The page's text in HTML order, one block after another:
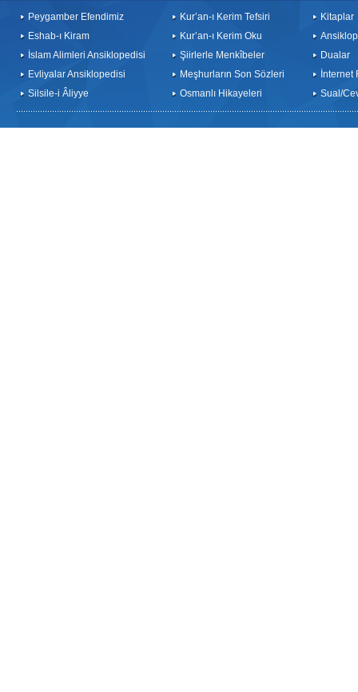
Peygamber Efendimiz
Eshab-ı Kiram
İslam Alimleri Ansiklopedisi
Evliyalar Ansiklopedisi
Silsile-i Âliyye
Kur’an-ı Kerim Tefsiri
Kur’an-ı Kerim Oku
Şiirlerle Menkîbeler
Meşhurların Son Sözleri
Osmanlı Hikayeleri
Kitaplar
Dualar
İnternet
Sual/